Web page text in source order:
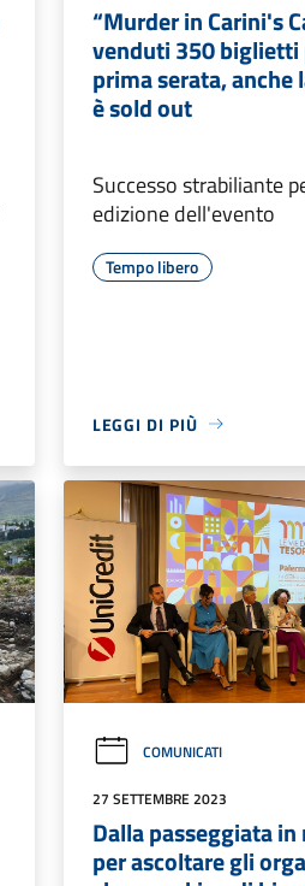
“Murder in Carini's
venduti 350 biglietti
prima serata, anche
è sold out
Successo strabiliante
edizione dell'evento
Tempo libero
LEGGI DI PIÙ
COMUNICATI
27 SETTEMBRE 2023
Dalla passeggiata in
per ascoltare gli